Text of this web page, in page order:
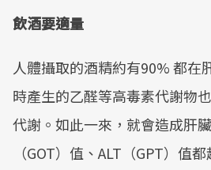
飲酒要適量
人體攝取的酒精約有90% 都在
時產生的乙醛等高毒素代謝物
代謝。如此一來，就會造成肝
（GOT）值、ALT（GPT）值